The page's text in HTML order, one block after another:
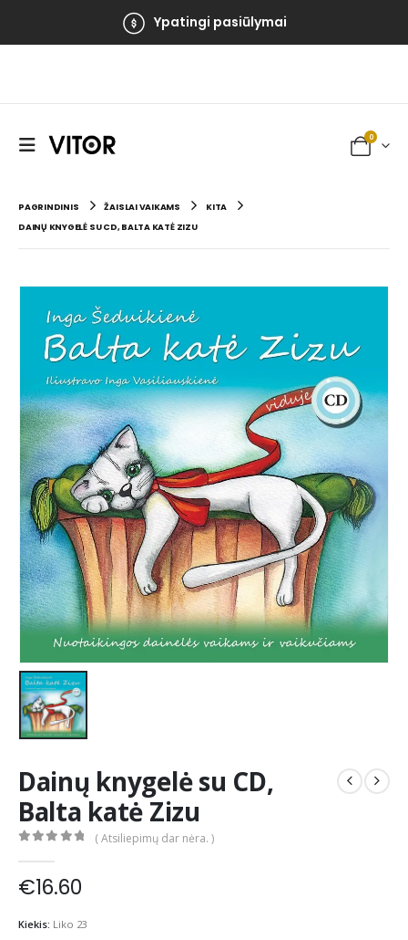
Ypatingi pasiūlymai
0
PAGRINDINIS ŽAISLAI VAIKAMS
KITA
DAINŲ KNYGELĖ SU CD, BALTA KATĖ ZIZU
Dainų knygelė su CD,
Balta katė Zizu
( Atsiliepimų dar nėra. )
€16.60
Kiekis: Liko 23